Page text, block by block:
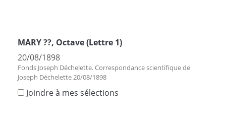
MARY ??, Octave (Lettre 1)
20/08/1898
Fonds Joseph Déchelette. Correspondance scientifique de
Joseph Déchelette 20/08/1898
Joindre à mes sélections